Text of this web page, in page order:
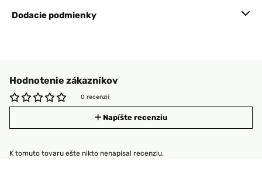
Dodacie podmienky
Hodnotenie zákazníkov
0 recenzií
Napíšte recenziu
K tomuto tovaru ešte nikto nenapísal recenziu.